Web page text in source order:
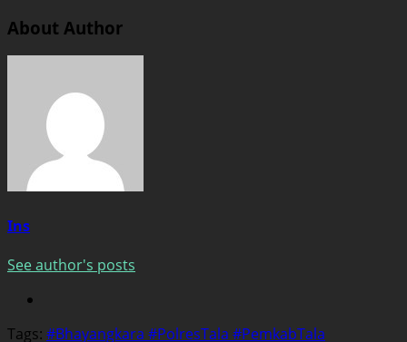
About Author
Ins
See author's posts
Tags: #Bhayangkara #PolresTala #PemkabTala